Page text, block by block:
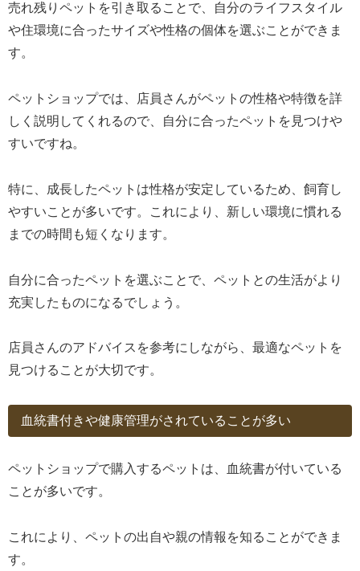
売れ残りペットを引き取ることで、自分のライフスタイル
や住環境に合ったサイズや性格の個体を選ぶことができま
す。
ペットショップでは、店員さんがペットの性格や特徴を詳
しく説明してくれるので、自分に合ったペットを見つけや
すいですね。
特に、成長したペットは性格が安定しているため、飼育し
やすいことが多いです。これにより、新しい環境に慣れる
までの時間も短くなります。
自分に合ったペットを選ぶことで、ペットとの生活がより
充実したものになるでしょう。
店員さんのアドバイスを参考にしながら、最適なペットを
見つけることが大切です。
血統書付きや健康管理がされていることが多い
ペットショップで購入するペットは、血統書が付いている
ことが多いです。
これにより、ペットの出自や親の情報を知ることができま
す。